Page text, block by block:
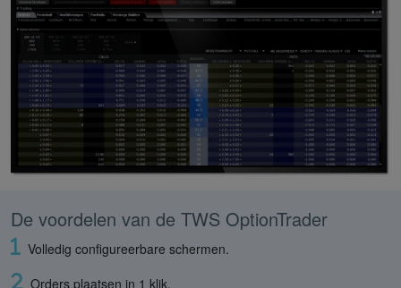
De voordelen van de TWS OptionTrader
Volledig configureerbare schermen.
Orders plaatsen in 1 klik.